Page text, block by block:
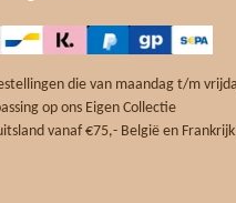
e
r
e
s
t
g
r
m
A
p
p
die van maandag t/m
op ons Eigen Collectie
vanaf €75,- België en